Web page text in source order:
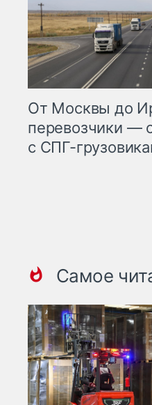
От Москвы до
перевозчики —
с СПГ-
Самое